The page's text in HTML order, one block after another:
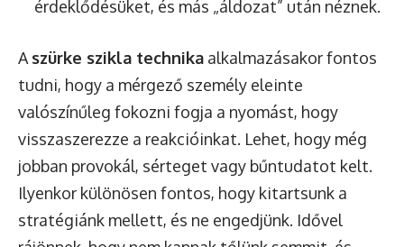
érdeklődésüket, és más „áldozat” után néznek.
A szürke szikla technika alkalmazásakor fontos
tudni, hogy a mérgező személy eleinte
valószínűleg fokozni fogja a nyomást, hogy
visszaszerezze a reakcióinkat. Lehet, hogy még
jobban provokál, sérteget vagy bűntudatot kelt.
Ilyenkor különösen fontos, hogy kitartsunk a
stratégiánk mellett, és ne engedjünk. Idővel